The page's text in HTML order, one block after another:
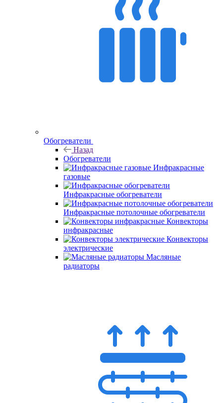
Обогреватели
Назад
Обогреватели
Инфракрасные
газовые
Инфракрасные обогреватели
Инфракрасные потолочные обогреватели
Конвекторы
инфракрасные
Конвекторы
электрические
Масляные
радиаторы